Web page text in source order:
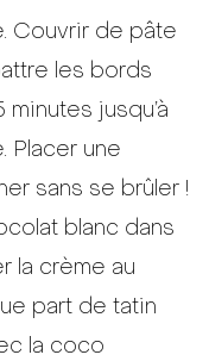
Couvrir de pâte
les bords
jusqu’à
Placer une
sans se brûler !
blanc dans
la crème au
part de tatin
la coco